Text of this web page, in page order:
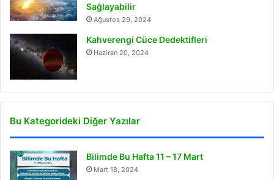
Sağlayabilir
Ağustos 29, 2024
Kahverengi Cüce Dedektifleri
Haziran 20, 2024
Bu Kategorideki Diğer Yazılar
Bilimde Bu Hafta 11 – 17 Mart
Mart 18, 2024